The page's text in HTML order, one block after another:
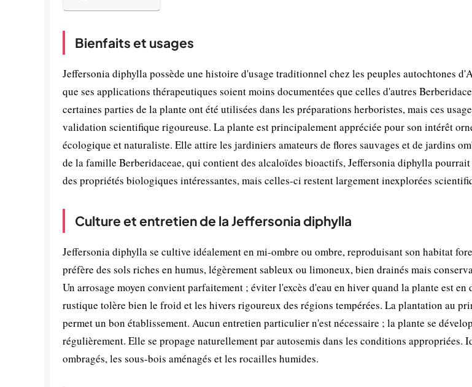
Bienfaits et usages
Jeffersonia diphylla possède une histoire d'usage traditionnel chez les peuples autochtones
que ses applications thérapeutiques soient moins documentées que celles d'autres
certaines parties de la plante ont été utilisées dans les préparations herboristes, mais ces
validation scientifique rigoureuse. La plante est principalement appréciée pour son intérêt
écologique et naturaliste. Elle attire les jardiniers amateurs de flores sauvages et de jardins
de la famille Berberidaceae, qui contient des alcaloïdes bioactifs, Jeffersonia diphylla
des propriétés biologiques intéressantes, mais celles-ci restent largement inexplorées
Culture et entretien de la Jeffersonia diphylla
Jeffersonia diphylla se cultive idéalement en mi-ombre ou ombre, reproduisant son habitat
préfère des sols riches en humus, légèrement sableux ou limoneux, bien drainés mais
Un arrosage moyen convient parfaitement ; éviter l'excès d'eau en hiver quand la plante est en
rustique tolère bien le froid et les hivers rigoureux des régions tempérées. La plantation au
permet un bon établissement. Aucun entretien particulier n'est nécessaire ; la plante se
régulièrement. Elle se propage naturellement par autosemis dans les conditions appropriées.
ombragés, les sous-bois aménagés et les rocailles humides.